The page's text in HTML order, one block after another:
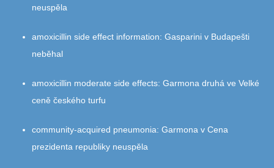
neuspěla
amoxicillin side effect information: Gasparini v Budapešti
neběhal
amoxicillin moderate side effects: Garmona druhá ve Velké
ceně českého turfu
community‑acquired pneumonia: Garmona v Cena
prezidenta republiky neuspěla